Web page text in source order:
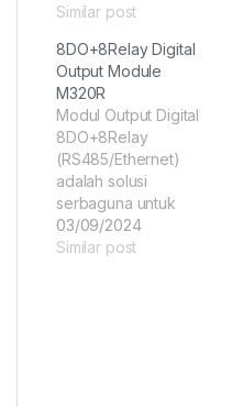
dari jarak jauh.
integrasi mudah
dalam sistem otomasi
industri, mendukung
port komunikasi
industri dan
dilengkapi
perlindungan
terhadap lonjakan
tegangan.
Similar post
8DO+8Relay Digital
Output Module
M320R
Modul Output Digital
8DO+8Relay
(RS485/Ethernet)
adalah solusi
serbaguna untuk
kontrol industri.
Dengan 8 saluran DO
03/09/2024
Similar post